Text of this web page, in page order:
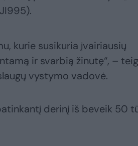
kurie susikuria įvairiausių
ir svarbią žinutę“, –
vystymo vadovė.
derinį iš beveik 50